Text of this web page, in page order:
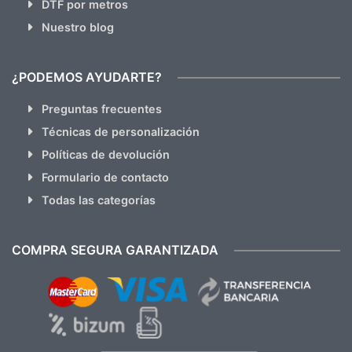
DTF por metros
Nuestro blog
¿PODEMOS AYUDARTE?
Preguntas frecuentes
Técnicas de personalización
Políticas de devolución
Formulario de contacto
Todas las categorías
COMPRA SEGURA GARANTIZADA